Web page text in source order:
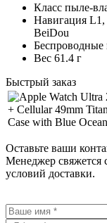
Класс пыле-
Навигация
BeiDou
Вес 61.4 г
Быстрый заказ
Оставьте ваши
Менеджер свяжется
условий доставки.